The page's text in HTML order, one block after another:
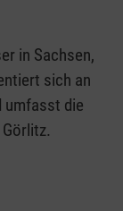
in Sachsen,
sich an
umfasst die